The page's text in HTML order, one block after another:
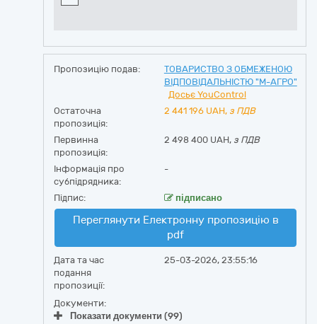
Пропозицію подав:
ТОВАРИСТВО З ОБМЕЖЕНОЮ
ВІДПОВІДАЛЬНІСТЮ "М-АГРО"
Досьє YouControl
Остаточна
пропозиція:
2 441 196 UAH, з ПДВ
Первинна
пропозиція:
2 498 400 UAH, з ПДВ
Інформація про
субпідрядника:
-
Підпис: підписано
Переглянути Електронну пропозицію в
pdf
Дата та час
подання
пропозиції:
25-03-2026, 23:55:16
Документи:
Показати документи (99)